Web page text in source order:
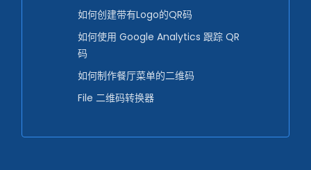
如何创建带有Logo的QR码
如何使用 Google Analytics 跟踪 QR
码
如何制作餐厅菜单的二维码
File 二维码转换器